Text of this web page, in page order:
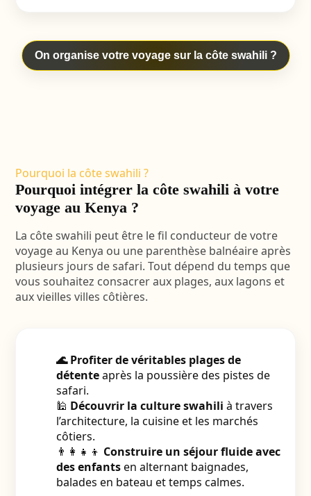
On organise votre voyage sur la côte swahili ?
Pourquoi la côte swahili ?
Pourquoi intégrer la côte swahili à votre
voyage au Kenya ?
La côte swahili peut être le fil conducteur de votre
voyage au Kenya ou une parenthèse balnéaire après
plusieurs jours de safari. Tout dépend du temps que
vous souhaitez consacrer aux plages, aux lagons et
aux vieilles villes côtières.
🌊 Profiter de véritables plages de
détenteaprès la poussière des pistes de
safari.
🕌 Découvrir la culture swahili à travers
l’architecture, la cuisine et les marchés
côtiers.
👨‍👩‍👧‍👦 Construire un séjour fluide avec
des enfantsen alternant baignades,
balades en bateau et temps calmes.